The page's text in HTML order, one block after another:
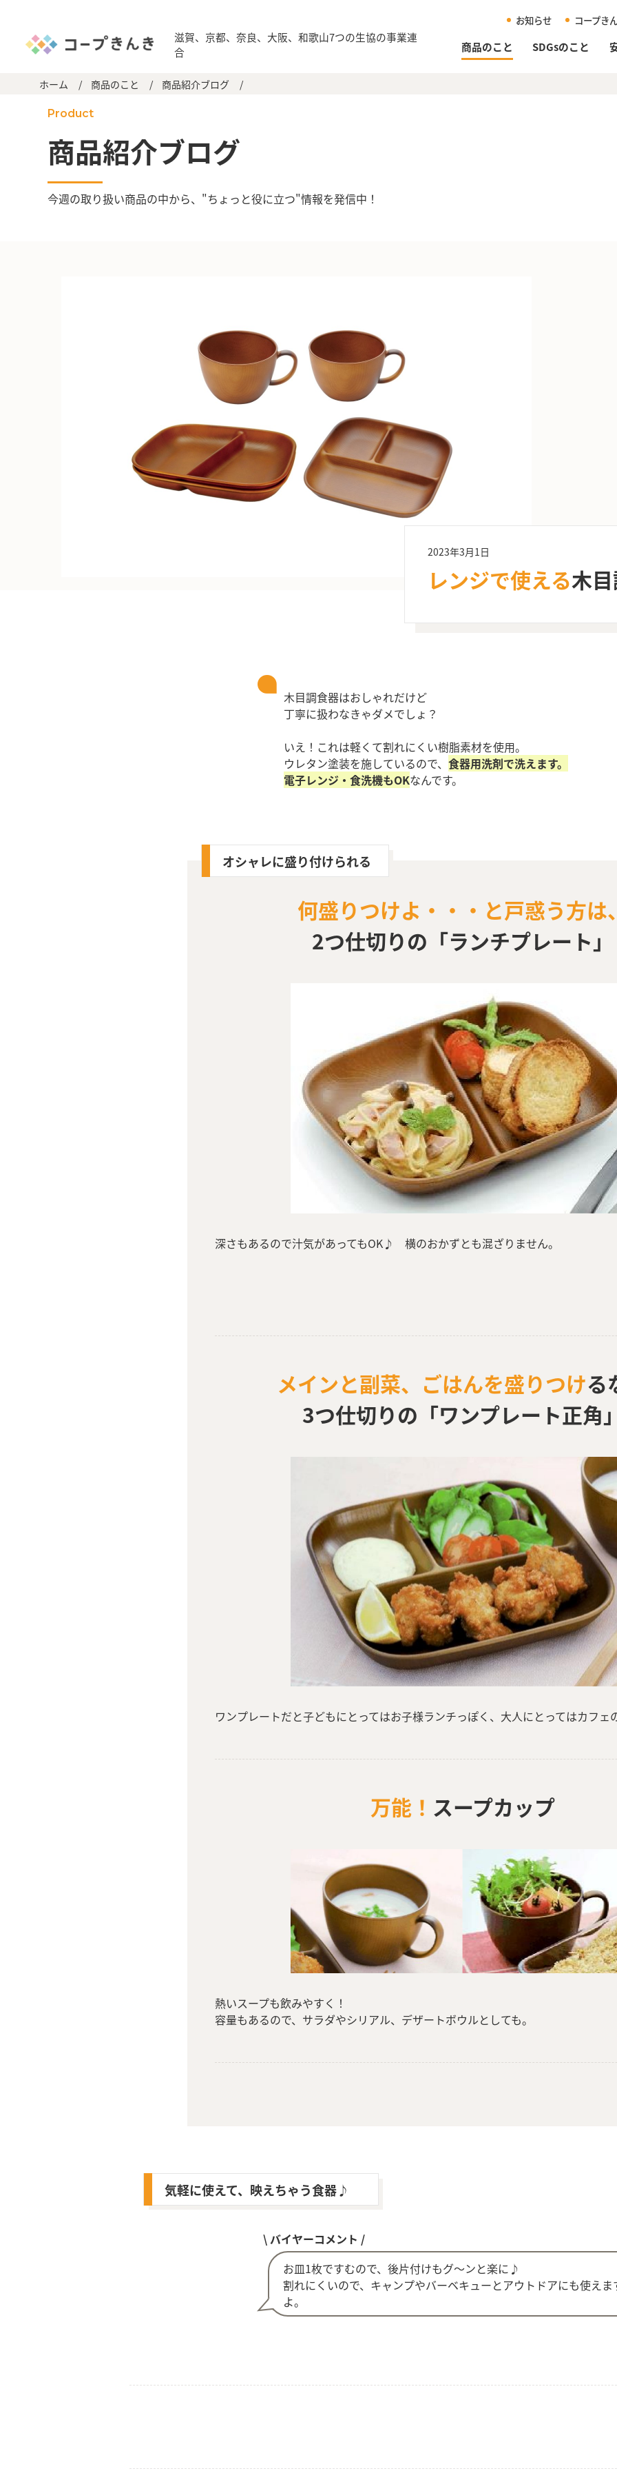
滋賀、京都、奈良、大阪、和歌山7つの生協の事業連
合
お知らせ コープき
商品のこと SDGsのこと
ホーム / 商品のこと / 商品紹介ブログ /
Product
商品紹介ブログ
今週の取り扱い商品の中から、"ちょっと役に立つ"情報を発信中！
2023年3月1日
レンジで使える木
木目調食器はおしゃれだけど
丁寧に扱わなきゃダメでしょ？
いえ！これは軽くて割れにくい樹脂素材を使用。
ウレタン塗装を施しているので、 食器用洗剤で洗えます。
電子レンジ・食洗機もOKなんです。
オシャレに盛り付けられる
何盛りつけよ・・・と戸惑う方は
2つ仕切りの「ランチプレート」
深さもあるので汁気があってもOK♪ 横のおかずとも混ざりません。
メインと副菜、ごはんを盛りつける
3つ仕切りの「ワンプレート正角
ワンプレートだと子どもにとってはお子様ランチっぽく、大人にとってはカフェ
万能！ スープカップ
熱いスープも飲みやすく！
容量もあるので、サラダやシリアル、デザートボウルとしても。
気軽に使えて、映えちゃう食器♪
\ バイヤーコメント /
お皿1枚ですむので、後片付けもグ〜ンと楽に♪
割れにくいので、キャンプやバーベキューとアウトドアにも使えま
よ。